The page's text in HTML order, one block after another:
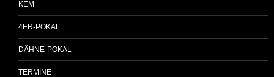
KEM
4ER-POKAL
DÄHNE-POKAL
TERMINE